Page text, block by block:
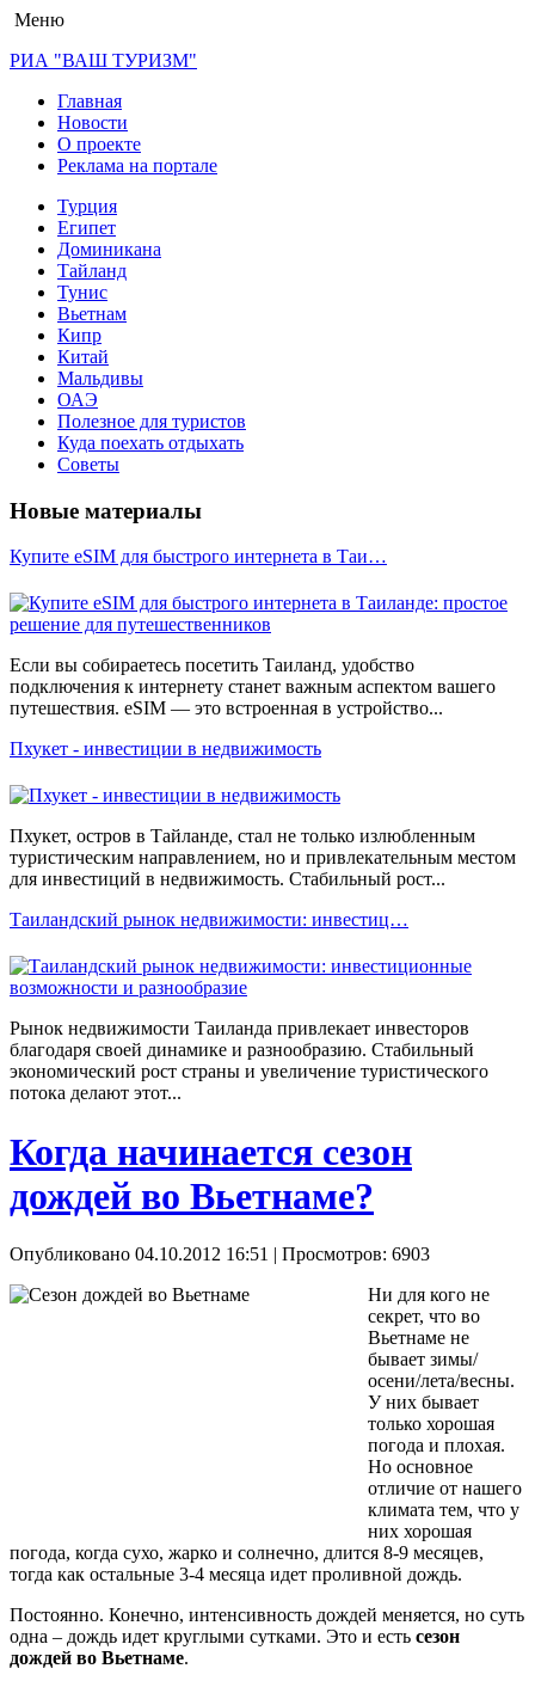
Меню
РИА "ВАШ ТУРИЗМ"
Главная
Новости
О проекте
Реклама на портале
Турция
Египет
Доминикана
Тайланд
Тунис
Вьетнам
Кипр
Китай
Мальдивы
ОАЭ
Полезное для туристов
Куда поехать отдыхать
Советы
Новые материалы
Купите eSIM для быстрого интернета в Таи…
Если вы собираетесь посетить Таиланд, удобство
подключения к интернету станет важным аспектом вашего
путешествия. eSIM — это встроенная в устройство...
Пхукет - инвестиции в недвижимость
Пхукет, остров в Тайланде, стал не только излюбленным
туристическим направлением, но и привлекательным местом
для инвестиций в недвижимость. Стабильный рост...
Таиландский рынок недвижимости: инвестиц…
Рынок недвижимости Таиланда привлекает инвесторов
благодаря своей динамике и разнообразию. Стабильный
экономический рост страны и увеличение туристического
потока делают этот...
Когда начинается сезон
дождей во Вьетнаме?
Опубликовано 04.10.2012 16:51 | Просмотров: 6903
Ни для кого не
секрет, что во
Вьетнаме не
бывает зимы/
осени/лета/весны.
У них бывает
только хорошая
погода и плохая.
Но основное
отличие от нашего
климата тем, что у
них хорошая
погода, когда сухо, жарко и солнечно, длится 8-9 месяцев,
тогда как остальные 3-4 месяца идет проливной дождь.
Постоянно. Конечно, интенсивность дождей меняется, но суть
одна – дождь идет круглыми сутками. Это и есть сезон
дождей во Вьетнаме.